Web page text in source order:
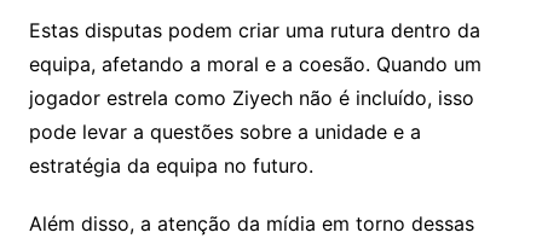
Estas disputas podem criar uma rutura dentro da
equipa, afetando a moral e a coesão. Quando um
jogador estrela como Ziyech não é incluído, isso
pode levar a questões sobre a unidade e a
estratégia da equipa no futuro.
Além disso, a atenção da mídia em torno dessas